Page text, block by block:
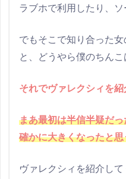
ラブホで利用したり、ソ
でもそこで知り合った
と、どうやら僕のちん
それでヴァレクシィを紹
まあ最初は半信半疑だ
確かに大きくなったと思
ヴァレクシィを紹介し